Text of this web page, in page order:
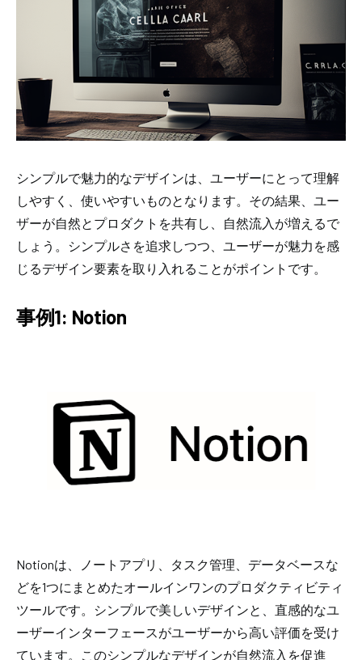
シンプルで魅力的なデザインは、ユーザーにとって理解
しやすく、使いやすいものとなります。その結果、ユー
ザーが自然とプロダクトを共有し、自然流入が増えるで
しょう。シンプルさを追求しつつ、ユーザーが魅力を感
じるデザイン要素を取り入れることがポイントです。
事例1: Notion
Notionは、ノートアプリ、タスク管理、データベースな
どを1つにまとめたオールインワンのプロダクティビティ
ツールです。シンプルで美しいデザインと、直感的なユ
ーザーインターフェースがユーザーから高い評価を受け
ています。このシンプルなデザインが自然流入を促進